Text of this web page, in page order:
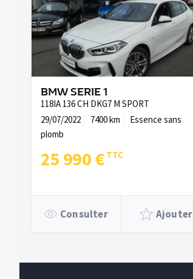
BMW SERIE 1
118IA 136 CH DKG7 M SPORT
29/07/2022
7400 km
Essence sans
plomb
25 990 €
Consulter Ajouter